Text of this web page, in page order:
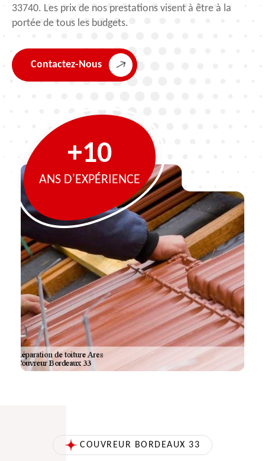
33740. Les prix de nos prestations visent à être à la
portée de tous les budgets.
Contactez-Nous
+10
ANS D'EXPÉRIENCE
COUVREUR BORDEAUX 33